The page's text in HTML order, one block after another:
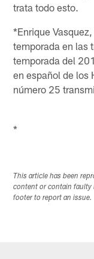
trata todo esto.
*Enrique
temporada en las
temporada del
en español de los
número 25
*
This article has been
content or contain faulty
footer to report an issue.